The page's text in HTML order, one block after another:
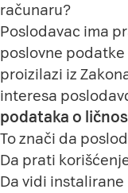
računaru?
Poslodavac ima
poslovne
proizilazi iz
interesa
podataka o
To znači da
Da prati
Da vidi